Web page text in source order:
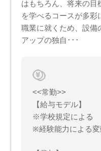
はもちろん、将来の目
を学べるコースが多
職業に就くため、設備
アップの独自･･･
<<常勤>>
【給与モデル】
※学校規定による
※経験能力による変